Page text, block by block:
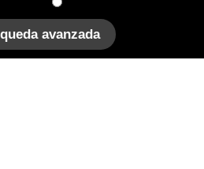
avanzada